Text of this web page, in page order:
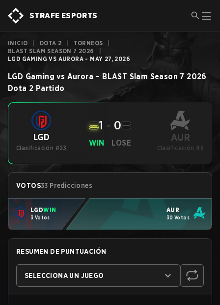
STRAFE ESPORTS
INICIO DOTA 2 TORNEOS
BLAST SLAM SEASON 7 2026
LGD GAMING VS AURORA - MAY 27, 2026
LGD Gaming vs Aurora – BLAST Slam Season 7 2026
Dota 2 Partido
LGD
Clasificación #23
WIN
1 - 0
LOSE AUR
Clasificación #6
VOTOS33 Predicciones
LGDWIN
3 Votos
AUR
30 Votos
RESUMEN DE PUNTUACIÓN
SELECCIONA UN JUEGO